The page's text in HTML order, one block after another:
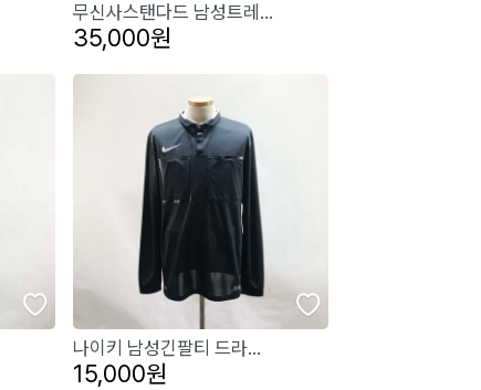
무신사스탠다드 남성트레...
35,000원
나이키 남성긴팔티 드라...
15,000원